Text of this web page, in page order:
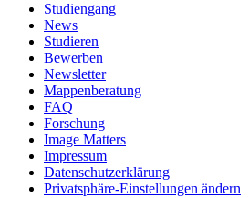
Studiengang
News
Studieren
Bewerben
Newsletter
Mappenberatung
FAQ
Forschung
Image Matters
Impressum
Datenschutzerklärung
Privatsphäre-Einstellungen ändern